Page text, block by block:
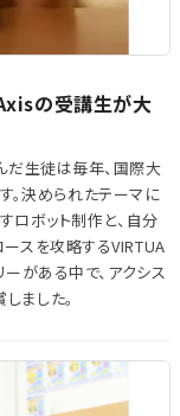
の受講生が大
だ生徒は毎年、国際大
。決められたテーマに
ロボット制作と、自分
スを攻略するVIRTUA
がある中で、アクシス
ました。